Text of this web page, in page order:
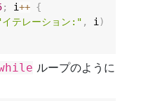
; i++ {
テレーション:" , i )
ループのように